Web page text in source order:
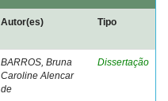
Autor(es) Tipo
BARROS, Bruna
Caroline Alencar
de
Dissertação